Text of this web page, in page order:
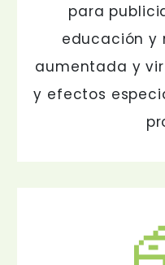
para
educación y
aumentada y
y efectos